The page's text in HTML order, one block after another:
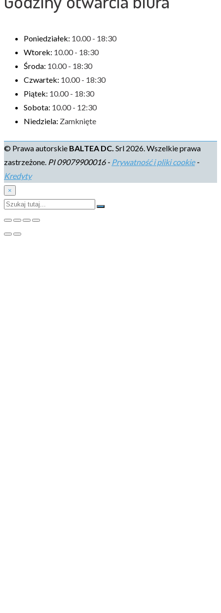
Poniedziałek: 10.00 - 18:30
Wtorek: 10.00 - 18:30
Środa: 10.00 - 18:30
Czwartek: 10.00 - 18:30
Piątek: 10.00 - 18:30
Sobota: 10.00 - 12:30
Niedziela: Zamknięte
© Prawa autorskie BALTEA DC. Srl 2026. Wszelkie prawa
zastrzeżone. PI 09079900016 - Prywatność i pliki cookie-
Kredyty
×